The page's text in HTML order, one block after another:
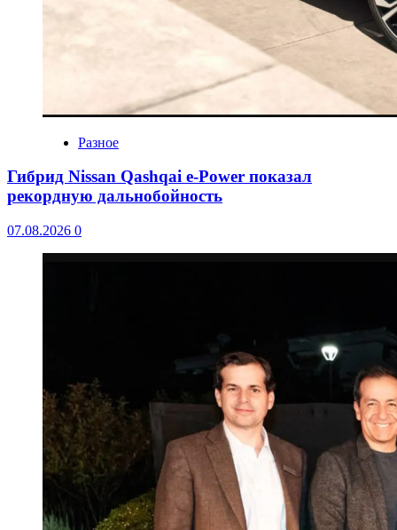
Разное
Гибрид Nissan Qashqai e-Power показал
рекордную дальнобойность
07.08.2026 0